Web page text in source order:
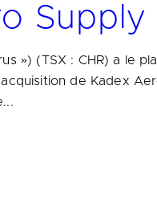
Supply
») (TSX : CHR) a le
de Kadex